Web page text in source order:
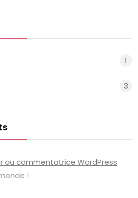
1
3
ou commentatrice WordPress
!